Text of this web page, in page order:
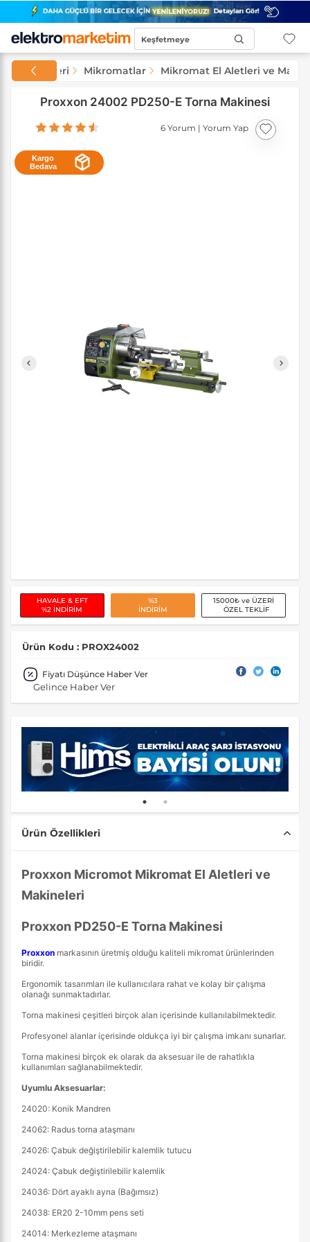
Keşfetmeye
ve El Aletleri Mikromatlar Mikromat El Aletleri ve
Proxxon 24002 PD250-E Torna Makinesi
6 Yorum |Yorum Yap
Kargo
Bedava
HAVALE & EFT
%2 İNDİRİM
%3
İNDİRİM
15000₺ ve ÜZERİ
ÖZEL TEKLİF
Ürün Kodu : PROX24002
Fiyatı Düşünce Haber Ver
Gelince Haber Ver
Ürün Özellikleri
Proxxon Micromot Mikromat El Aletleri ve
Makineleri
Proxxon PD250-E Torna Makinesi
Proxxon markasının üretmiş olduğu kaliteli mikromat ürünlerinden
biridir.
Ergonomik tasarımları ile kullanıcılara rahat ve kolay bir çalışma
olanağı sunmaktadırlar.
Torna makinesi çeşitleri birçok alan içerisinde kullanılabilmektedir.
Profesyonel alanlar içerisinde oldukça iyi bir çalışma imkanı sunarlar.
Torna makinesi birçok ek olarak da aksesuar ile de rahatlıkla
kullanımları sağlanabilmektedir.
Uyumlu Aksesuarlar:
24020: Konik Mandren
24062: Radus torna ataşmanı
24026: Çabuk değiştirilebilir kalemlik tutucu
24024: Çabuk değiştirilebilir kalemlik
24036: Dört ayaklı ayna (Bağımsız)
24038: ER20 2-10mm pens seti
24014: Merkezleme ataşmanı